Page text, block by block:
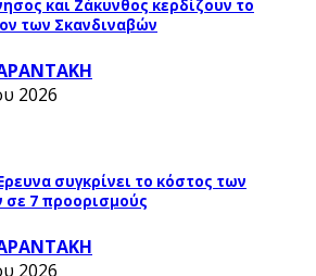
και Ζάκυνθος κερδίζουν το
των Σκανδιναβών
2026
συγκρίνει το κόστος των
σε 7 προορισμούς
2026